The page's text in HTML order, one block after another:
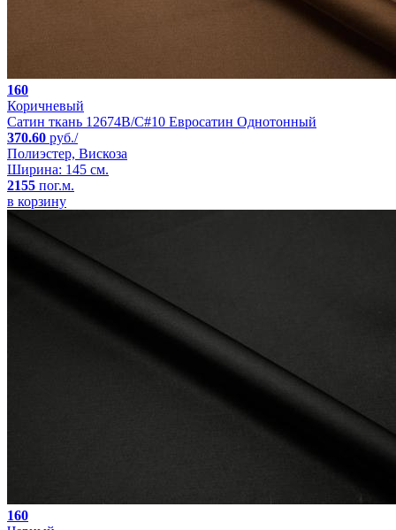
160
Коричневый
Сатин ткань 12674B/C#10 Евросатин Однотонный
370.60 руб./
Полиэстер, Вискоза
Ширина: 145 см.
2155 пог.м.
в корзину
160